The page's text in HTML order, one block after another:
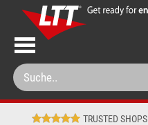
TRUSTED SHOPS